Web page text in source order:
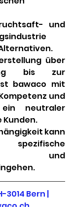
und
über
bis zur
bawaco mit
und
neutraler
Kunden.
spezifische
und
3014 Bern |